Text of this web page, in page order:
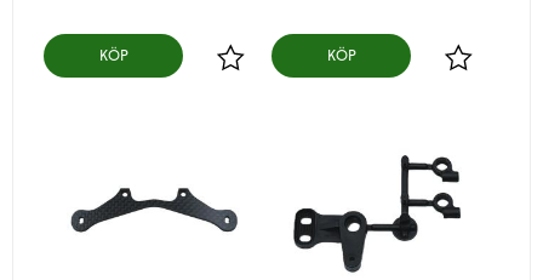
Lägg till i favoriter
KÖP
Lägg till i
KÖP